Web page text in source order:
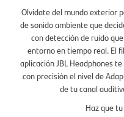
Olvídate del mundo exterior
de sonido ambiente que
con detección de ruido
entorno en tiempo real. El
aplicación JBL Headphones
con precisión el nivel de
de tu canal
Haz que